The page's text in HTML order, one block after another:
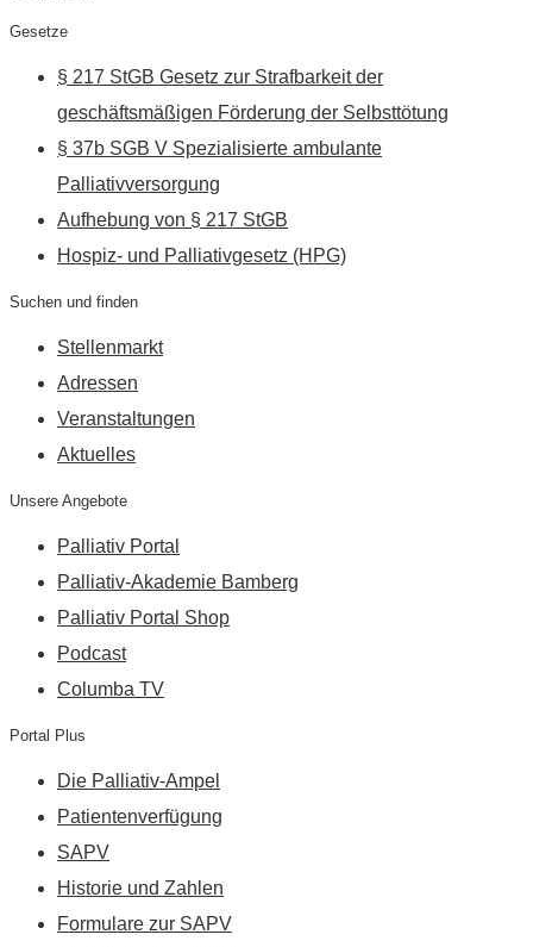
Gesetze
§ 217 StGB Gesetz zur Strafbarkeit der
geschäftsmäßigen Förderung der Selbsttötung
§ 37b SGB V Spezialisierte ambulante
Palliativversorgung
Aufhebung von § 217 StGB
Hospiz- und Palliativgesetz (HPG)
Suchen und finden
Stellenmarkt
Adressen
Veranstaltungen
Aktuelles
Unsere Angebote
Palliativ Portal
Palliativ-Akademie Bamberg
Palliativ Portal Shop
Podcast
Columba TV
Portal Plus
Die Palliativ-Ampel
Patientenverfügung
SAPV
Historie und Zahlen
Formulare zur SAPV